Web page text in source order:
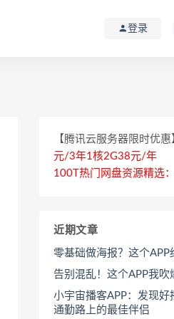
登录
【腾讯云服务器限时优惠
元/3年1核2G38元/年
100T热门网盘资源精选：
近期文章
零基础做海报？这个APP
告别混乱！这个APP我吹
小宇宙播客APP：发现好
通勤路上的最佳伴侣